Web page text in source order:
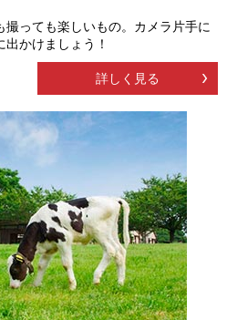
っても楽しいもの。カメラ片手に
かけましょう！
詳しく見る